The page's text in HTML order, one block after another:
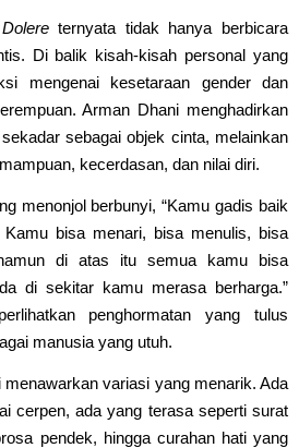
ternyata tidak hanya berbicara
Di balik kisah-kisah personal yang
mengenai kesetaraan gender dan
Arman Dhani menghadirkan
sebagai objek cinta, melainkan
kecerdasan, dan nilai diri.
menonjol berbunyi, “Kamu gadis baik
bisa menari, bisa menulis, bisa
di atas itu semua kamu bisa
di sekitar kamu merasa berharga.”
penghormatan yang tulus
manusia yang utuh.
variasi yang menarik. Ada
cerpen, ada yang terasa seperti surat
pendek, hingga curahan hati yang